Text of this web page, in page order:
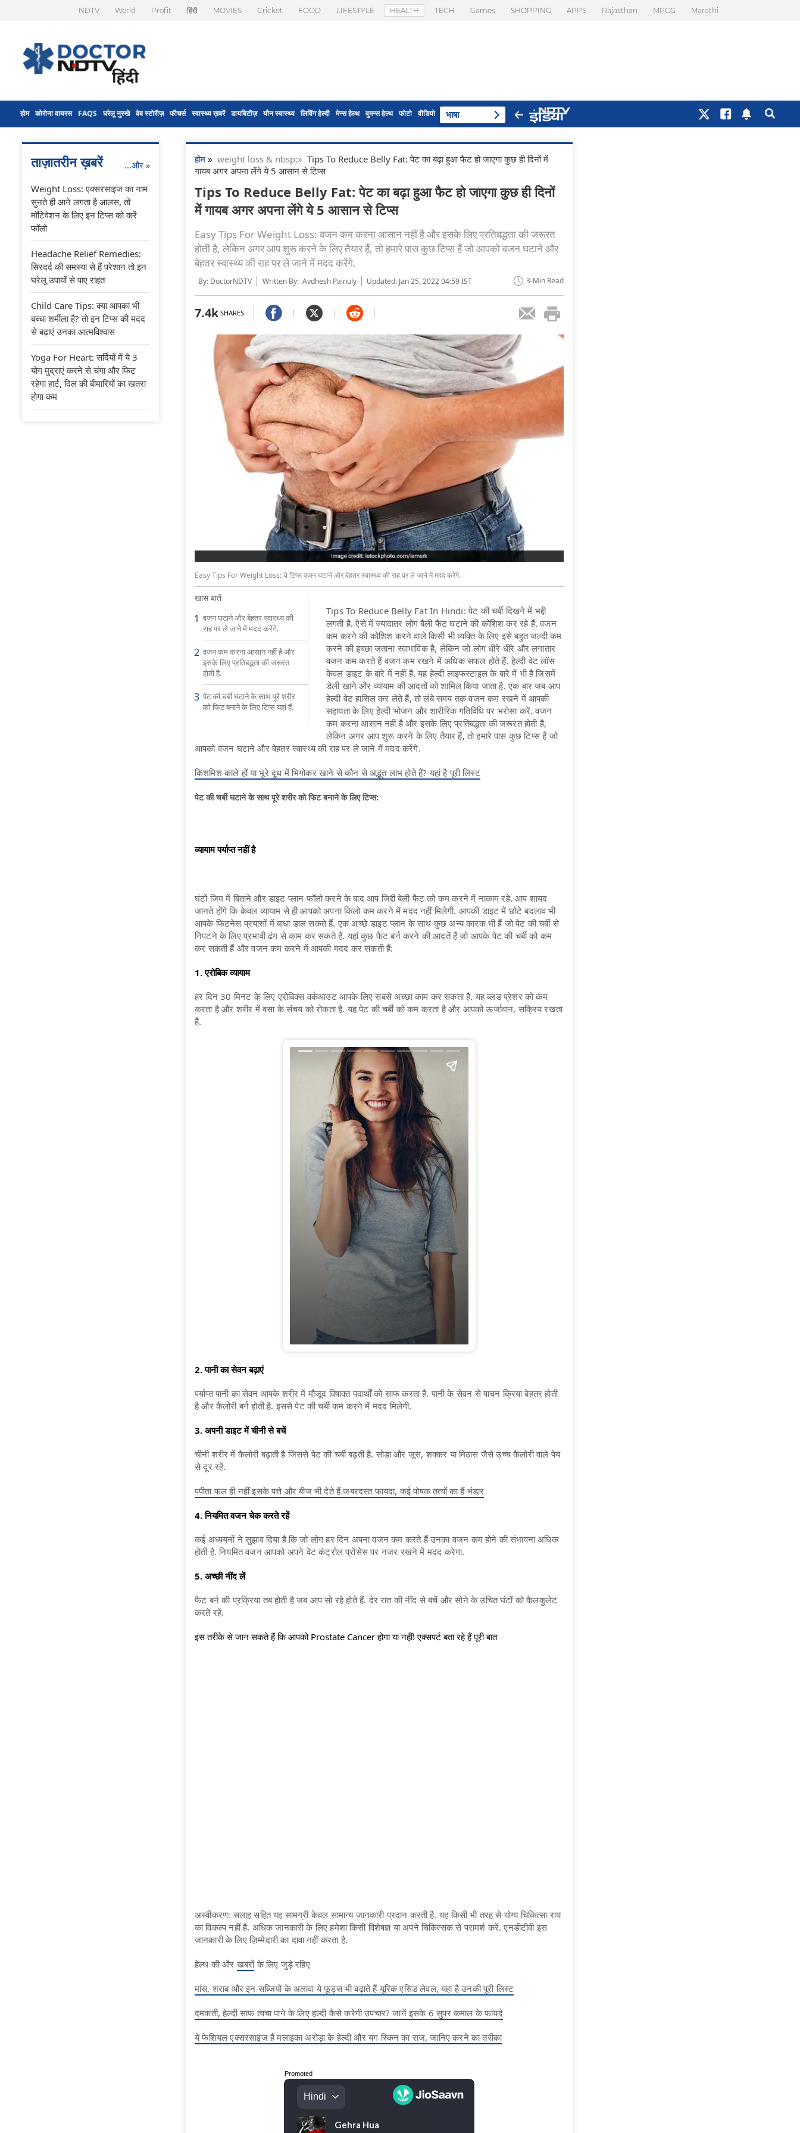
NDTV World Profit हिंदी MOVIES Cricket FOOD LIFESTYLE HEALTH TECH Games SHOPPING APPS Rajasthan MPCG Marathi
होम कोरोना वायरस FAQS घरेलू नुस्खे वेब स्टोरीज़ फीचर्स स्वास्थ्य ख़बरें डायबिटीज़ यौन स्वास्थ्य लिविंग हेल्दी मेन्स हेल्थ वुमन्स हेल्थ फोटो वीडियो भाषा
होम » weight loss & nbsp;» Tips To Reduce Belly Fat: पेट का बढ़ा हुआ फैट हो जाएगा कुछ ही दिनों में
गायब अगर अपना लेंगे ये 5 आसान से टिप्स
Tips To Reduce Belly Fat: पेट का बढ़ा हुआ फैट हो जाएगा कुछ ही दिनों
में गायब अगर अपना लेंगे ये 5 आसान से टिप्स
Easy Tips For Weight Loss: वजन कम करना आसान नहीं है और इसके लिए प्रतिबद्धता की जरूरत
होती है, लेकिन अगर आप शुरू करने के लिए तैयार हैं, तो हमारे पास कुछ टिप्स हैं जो आपको वजन घटाने और
बेहतर स्वास्थ्य की राह पर ले जाने में मदद करेंगे.
By: DoctorNDTV Written By: Avdhesh Painuly Updated: Jan 25, 2022 04:59 IST 3-Min Read
7.4k SHARES
Easy Tips For Weight Loss: ये टिप्स वजन घटाने और बेहतर स्वास्थ्य की राह पर ले जाने में मदद करेंगे.
खास बातें
वजन घटाने और बेहतर स्वास्थ्य की
राह पर ले जाने में मदद करेंगे.
वजन कम करना आसान नहीं है और
इसके लिए प्रतिबद्धता की जरूरत
होती है.
पेट की चर्बी घटाने के साथ पूरे शरीर
को फिट बनाने के लिए टिप्स यहां हैं.
Tips To Reduce Belly Fat In Hindi: पेट की चर्बी दिखने में भद्दी
लगती है. ऐसे में ज्यादातर लोग बैली फैट घटाने की कोशिश कर रहे हैं. वजन
कम करने की कोशिश करने वाले किसी भी व्यक्ति के लिए इसे बहुत जल्दी कम
करने की इच्छा जताना स्वाभाविक है, लेकिन जो लोग धीरे-धीरे और लगातार
वजन कम करते हैं वजन कम रखने में अधिक सफल होते हैं. हेल्दी वेट लॉस
केवल डाइट के बारे में नहीं है. यह हेल्दी लाइफस्टाइल के बारे में भी है जिसमें
डेली खाने और व्यायाम की आदतों को शामिल किया जाता है. एक बार जब आप
हेल्दी वेट हासिल कर लेते हैं, तो लंबे समय तक वजन कम रखने में आपकी
सहायता के लिए हेल्दी भोजन और शारीरिक गतिविधि पर भरोसा करें. वजन
कम करना आसान नहीं है और इसके लिए प्रतिबद्धता की जरूरत होती है,
लेकिन अगर आप शुरू करने के लिए तैयार हैं, तो हमारे पास कुछ टिप्स हैं जो
आपको वजन घटाने और बेहतर स्वास्थ्य की राह पर ले जाने में मदद करेंगे.
किशमिश काले हों या भूरे दूध में भिगोकर खाने से कौन से अद्भुत लाभ होते हैं? यहां है पूरी लिस्ट
पेट की चर्बी घटाने के साथ पूरे शरीर को फिट बनाने के लिए टिप्स:
व्यायाम पर्याप्त नहीं है
घंटों जिम में बिताने और डाइट प्लान फॉलो करने के बाद आप जिद्दी बेली फैट को कम करने में नाकाम रहे. आप शायद
जानते होंगे कि केवल व्यायाम से ही आपको अपना किलो कम करने में मदद नहीं मिलेगी. आपकी डाइट में छोटे बदलाव भी
आपके फिटनेस प्रयासों में बाधा डाल सकते हैं. एक अच्छे डाइट प्लान के साथ कुछ अन्य कारक भी हैं जो पेट की चर्बी से
निपटने के लिए प्रभावी ढंग से काम कर सकते हैं. यहां कुछ फैट बर्न करने की आदतें हैं जो आपके पेट की चर्बी को कम
कर सकती हैं और वजन कम करने में आपकी मदद कर सकती हैं:
1. एरोबिक व्यायाम
हर दिन 30 मिनट के लिए एरोबिक्स वर्कआउट आपके लिए सबसे अच्छा काम कर सकता है. यह ब्लड प्रेशर को कम
करता है और शरीर में वसा के संचय को रोकता है. यह पेट की चर्बी को कम करता है और आपको ऊर्जावान, सक्रिय रखता
है.
2. पानी का सेवन बढ़ाएं
पर्याप्त पानी का सेवन आपके शरीर में मौजूद विषाक्त पदार्थों को साफ करता है. पानी के सेवन से पाचन क्रिया बेहतर होती
है और कैलोरी बर्न होती है. इससे पेट की चर्बी कम करने में मदद मिलेगी.
3. अपनी डाइट में चीनी से बचें
चीनी शरीर में कैलोरी बढ़ाती है जिससे पेट की चर्बी बढ़ती है. सोडा और जूस, शक्कर या मिठास जैसे उच्च कैलोरी वाले पेय
से दूर रहें.
पपीता फल ही नहीं इसके पत्ते और बीज भी देते हैं जबरदस्त फायदा, कई पोषक तत्वों का हैं भंडार
4. नियमित वजन चेक करते रहें
कई अध्ययनों ने सुझाव दिया है कि जो लोग हर दिन अपना वजन कम करते हैं उनका वजन कम होने की संभावना अधिक
होती है. नियमित वजन आपको अपने वेट कंट्रोल प्रोसेस पर नजर रखने में मदद करेगा.
5. अच्छी नींद लें
फैट बर्न की प्रक्रिया तब होती है जब आप सो रहे होते हैं. देर रात की नींद से बचें और सोने के उचित घंटों को कैलकुलेट
करते रहें.
इस तरीके से जान सकते हैं कि आपको Prostate Cancer होगा या नहीं! एक्सपर्ट बता रहे हैं पूरी बात
अस्वीकरण: सलाह सहित यह सामग्री केवल सामान्य जानकारी प्रदान करती है. यह किसी भी तरह से योग्य चिकित्सा राय
का विकल्प नहीं है. अधिक जानकारी के लिए हमेशा किसी विशेषज्ञ या अपने चिकित्सक से परामर्श करें. एनडीटीवी इस
जानकारी के लिए ज़िम्मेदारी का दावा नहीं करता है.
हेल्थ की औरखबरोंके लिए जुड़े रहिए
मांस, शराब और इन सब्जियों के अलावा ये फूड्स भी बढ़ाते हैं यूरिक एसिड लेवल, यहां है उनकी पूरी लिस्ट
दमकती, हेल्दी साफ त्वचा पाने के लिए हल्दी कैसे करेगी उपचार? जानें इसके 6 सुपर कमाल के फायदे
ये फेशियल एक्सरसाइज हैं मलाइका अरोड़ा के हेल्दी और यंग स्किन का राज, जानिए करने का तरीका
Promoted
ताज़ातरीन ख़बरें ...और »
Weight Loss: एक्सरसाइज का नाम
सुनते ही आने लगता है आलस, तो
मॉटिवेशन के लिए इन टिप्स को करें
फॉलो
Headache Relief Remedies:
सिरदर्द की समस्या से हैं परेशान तो इन
घरेलू उपायों से पाए राहत
Child Care Tips: क्या आपका भी
बच्चा शर्मीला है? तो इन टिप्स की मदद
से बढ़ाएं उनका आत्मविश्वास
Yoga For Heart: सर्दियों में ये 3
योग मुद्राएं करने से चंगा और फिट
रहेगा हार्ट, दिल की बीमारियों का खतरा
होगा कम